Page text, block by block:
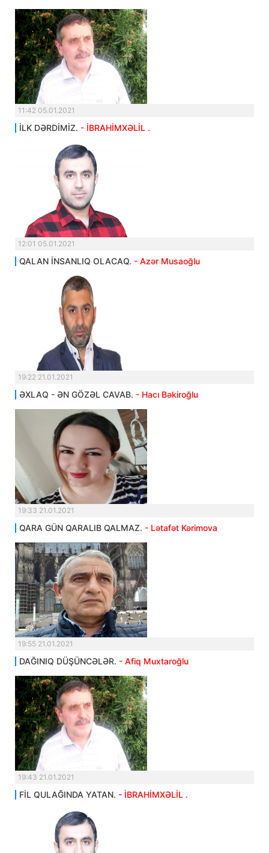
11:42 05.01.2021
İLK DƏRDİMİZ. - İBRAHİMXƏLİL .
12:01 05.01.2021
QALAN İNSANLIQ OLACAQ. - Azər Musaoğlu
19:22 21.01.2021
ƏXLAQ - ƏN GÖZƏL CAVAB. - Hacı Bəkiroğlu
19:33 21.01.2021
QARA GÜN QARALIB QALMAZ. - Lətafət Kərimova
19:55 21.01.2021
DAĞINIQ DÜŞÜNCƏLƏR. - Afiq Muxtaroğlu
19:43 21.01.2021
FİL QULAĞINDA YATAN. - İBRAHİMXƏLİL .